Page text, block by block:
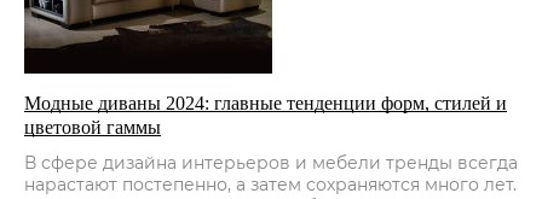
Модные диваны 2024: главные тенденции форм, стилей и
цветовой гаммы
В сфере дизайна интерьеров и мебели тренды всегда
нарастают постепенно, а затем сохраняются много лет.